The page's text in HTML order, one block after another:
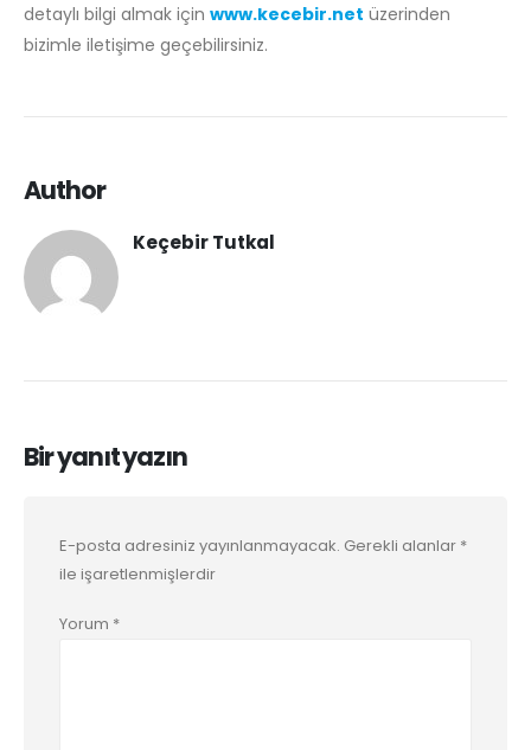
detaylı bilgi almak için www.kecebir.net üzerinden
bizimle iletişime geçebilirsiniz.
Author
Keçebir Tutkal
Bir yanıt yazın
E-posta adresiniz yayınlanmayacak. Gerekli alanlar *
ile işaretlenmişlerdir
Yorum *